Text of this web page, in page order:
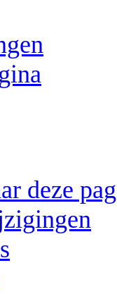
deze